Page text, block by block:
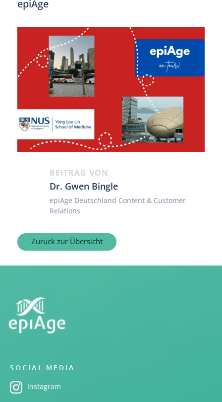
epiAge
BEITRAG VON
Dr. Gwen Bingle
epiAge Deutschland Content & Customer
Relations
Zurück zur Übersicht
SOCIAL MEDIA
Instagram